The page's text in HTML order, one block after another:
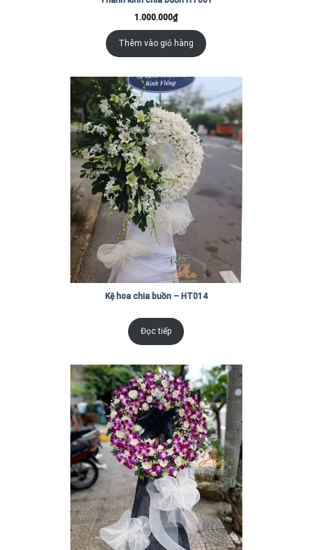
1.000.000₫
Thêm vào giỏ hàng
Kệ hoa chia buồn – HT014
Đọc tiếp